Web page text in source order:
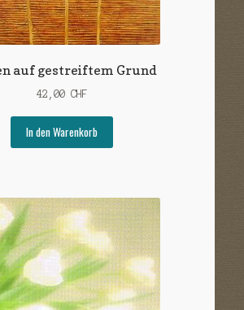
auf gestreiftem Grund
42,00 CHF
In den Warenkorb